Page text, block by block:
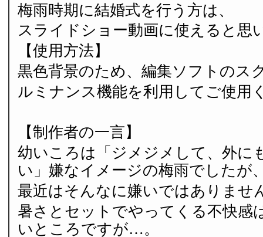
梅雨時期に結婚式を行う方は、
スライドショー動画に使えると思
【使用方法】
黒色背景のため、編集ソフトのス
ルミナンス機能を利用してご使用
【制作者の一言】
幼いころは「ジメジメして、外に
い」嫌なイメージの梅雨でしたが
最近はそんなに嫌いではありませ
暑さとセットでやってくる不快感
いところですが…。